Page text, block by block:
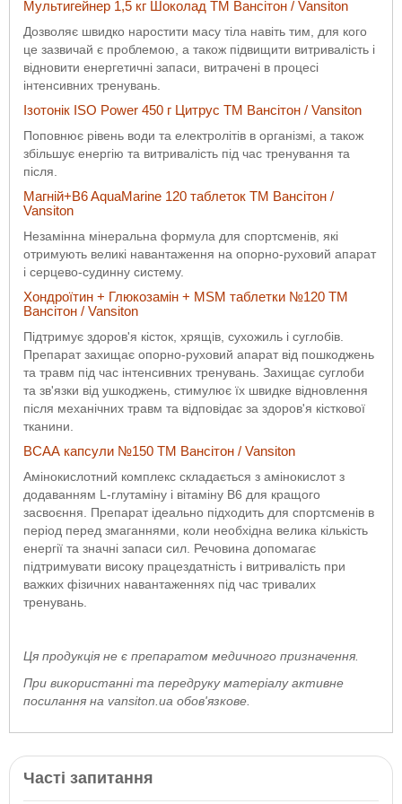
Мультигейнер 1,5 кг Шоколад ТМ Вансітон / Vansiton
Дозволяє швидко наростити масу тіла навіть тим, для кого
це зазвичай є проблемою, а також підвищити витривалість і
відновити енергетичні запаси, витрачені в процесі
інтенсивних тренувань.
Ізотонік ISO Power 450 г Цитрус ТМ Вансітон / Vansiton
Поповнює рівень води та електролітів в організмі, а також
збільшує енергію та витривалість під час тренування та
після.
Магній+B6 AquaMarine 120 таблеток ТМ Вансітон /
Vansiton
Незамінна мінеральна формула для спортсменів, які
отримують великі навантаження на опорно-руховий апарат
і серцево-судинну систему.
Хондроїтин + Глюкозамін + MSM таблетки №120 ТМ
Вансітон / Vansiton
Підтримує здоров'я кісток, хрящів, сухожиль і суглобів.
Препарат захищає опорно-руховий апарат від пошкоджень
та травм під час інтенсивних тренувань. Захищає суглоби
та зв'язки від ушкоджень, стимулює їх швидке відновлення
після механічних травм та відповідає за здоров'я кісткової
тканини.
ВСАА капсули №150 ТМ Вансітон / Vansiton
Амінокислотний комплекс складається з амінокислот з
додаванням L-глутаміну і вітаміну B6 для кращого
засвоєння. Препарат ідеально підходить для спортсменів в
період перед змаганнями, коли необхідна велика кількість
енергії та значні запаси сил. Речовина допомагає
підтримувати високу працездатність і витривалість при
важких фізичних навантаженнях під час тривалих
тренувань.
Ця продукція не є препаратом медичного призначення.
При використанні та передруку матеріалу активне
посилання на vansiton.ua обов'язкове.
Часті запитання